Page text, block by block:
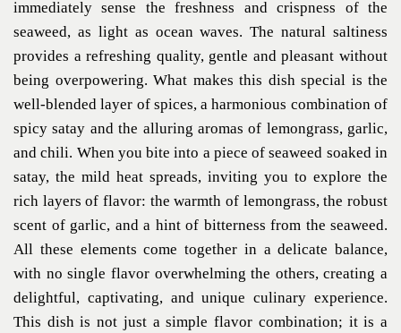
immediately sense the freshness and crispness of the
seaweed, as light as ocean waves. The natural saltiness
provides a refreshing quality, gentle and pleasant without
being overpowering. What makes this dish special is the
well-blended layer of spices, a harmonious combination of
spicy satay and the alluring aromas of lemongrass, garlic,
and chili. When you bite into a piece of seaweed soaked in
satay, the mild heat spreads, inviting you to explore the
rich layers of flavor: the warmth of lemongrass, the robust
scent of garlic, and a hint of bitterness from the seaweed.
All these elements come together in a delicate balance,
with no single flavor overwhelming the others, creating a
delightful, captivating, and unique culinary experience.
This dish is not just a simple flavor combination; it is a